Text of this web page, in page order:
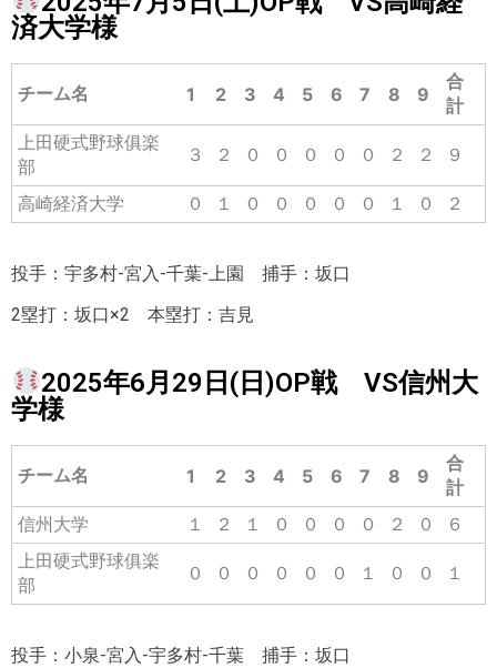
済大学様
チーム名 1 2 3 4 5 6 7 8 9
合
計
上田硬式野球俱楽
部
３ ２ ０ ０ ０ ０ ０ ２ ２ ９
高崎経済大学 ０ １ ０ ０ ０ ０ ０ １ ０ ２
投手：宇多村-宮入-千葉-上園 捕手：坂口
2塁打：坂口×2 本塁打：吉見
2025年6月29日(日)OP戦 VS信州大
学様
チーム名 1 2 3 4 5 6 7 8 9
合
計
信州大学
１ ２ １ ０ ０ ０ ０ ２ ０
６
上田硬式野球俱楽
部
０ ０ ０ ０ ０ ０ １ ０ ０ １
投手：小泉-宮入-宇多村-千葉 捕手：坂口